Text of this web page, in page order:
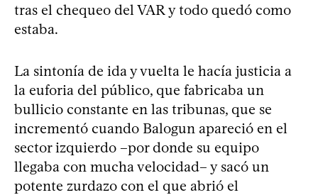
tras el chequeo del VAR y todo quedó como
estaba.
La sintonía de ida y vuelta le hacía justicia a
la euforia del público, que fabricaba un
bullicio constante en las tribunas, que se
incrementó cuando Balogun apareció en el
sector izquierdo –por donde su equipo
llegaba con mucha velocidad– y sacó un
potente zurdazo con el que abrió el